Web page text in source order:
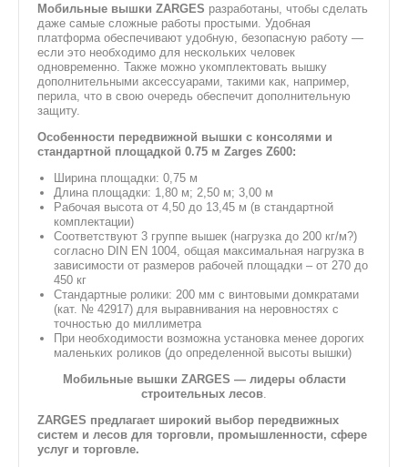
Мобильные вышки ZARGES разработаны, чтобы сделать
даже самые сложные работы простыми. Удобная
платформа обеспечивают удобную, безопасную работу —
если это необходимо для нескольких человек
одновременно. Также можно укомплектовать вышку
дополнительными аксессуарами, такими как, например,
перила, что в свою очередь обеспечит дополнительную
защиту.
Особенности передвижной вышки с консолями и
стандартной площадкой 0.75 м Zarges Z600:
Ширина площадки: 0,75 м
Длина площадки: 1,80 м; 2,50 м; 3,00 м
Рабочая высота от 4,50 до 13,45 м (в стандартной
комплектации)
Соответствуют 3 группе вышек (нагрузка до 200 кг/м?)
согласно DIN EN 1004, общая максимальная нагрузка в
зависимости от размеров рабочей площадки – от 270 до
450 кг
Стандартные ролики: 200 мм с винтовыми домкратами
(кат. № 42917) для выравнивания на неровностях с
точностью до миллиметра
При необходимости возможна установка менее дорогих
маленьких роликов (до определенной высоты вышки)
Мобильные вышки ZARGES — лидеры области
строительных лесов
ZARGES предлагает широкий выбор передвижных
систем и лесов для торговли, промышленности, сфере
услуг и торговле.